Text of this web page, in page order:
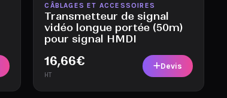
Disponible
CÂBLAGES ET ACCESSOIRES
Transmetteur de signal
vidéo longue portée (50m)
pour signal HMDI
16,66€
HT
Devis